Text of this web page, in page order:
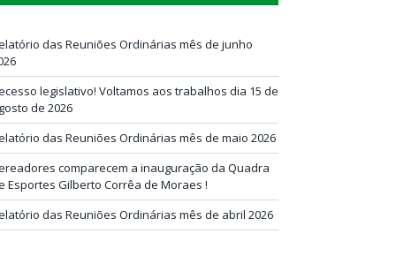
das Reuniões Ordinárias mês de junho
legislativo! Voltamos aos trabalhos dia 15 de
de 2026
das Reuniões Ordinárias mês de maio 2026
comparecem a inauguração da Quadra
Esportes Gilberto Corrêa de Moraes !
das Reuniões Ordinárias mês de abril 2026